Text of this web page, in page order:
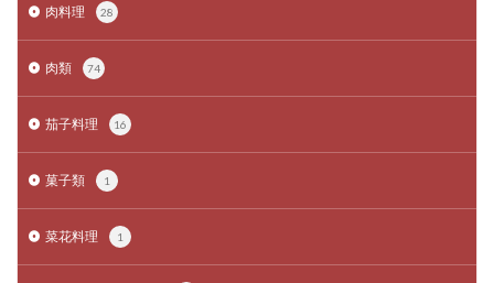
肉料理 28
肉類 74
茄子料理 16
菓子類 1
菜花料理 1